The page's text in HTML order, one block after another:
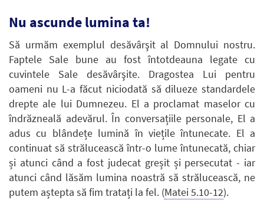
Nu ascunde lumina ta!
Să urmăm exemplul desăvârşit al Domnului nostru.
Faptele Sale bune au fost întotdeauna legate cu
cuvintele Sale desăvârşite. Dragostea Lui pentru
oameni nu L-a făcut niciodată să dilueze standardele
drepte ale lui Dumnezeu. El a proclamat maselor cu
îndrăzneală adevărul. În conversațiile personale, El a
adus cu blândețe lumină în viețile întunecate. El a
continuat să strălucească într-o lume întunecată, chiar
și atunci când a fost judecat greșit și persecutat - iar
atunci când lăsăm lumina noastră să strălucească, ne
putem aștepta să fim tratați la fel. (Matei 5.10-12).